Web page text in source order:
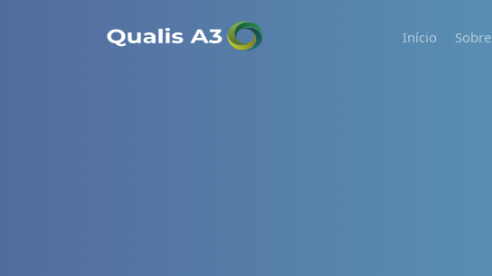
Início Sobre